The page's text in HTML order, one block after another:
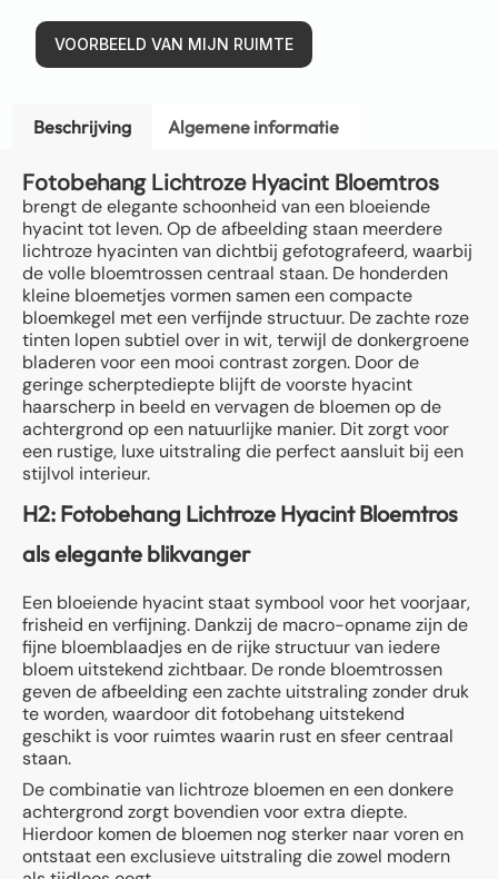
VOORBEELD VAN MIJN RUIMTE
Beschrijving Algemene informatie
Fotobehang Lichtroze Hyacint Bloemtros
brengt de elegante schoonheid van een bloeiende
hyacint tot leven. Op de afbeelding staan meerdere
lichtroze hyacinten van dichtbij gefotografeerd, waarbij
de volle bloemtrossen centraal staan. De honderden
kleine bloemetjes vormen samen een compacte
bloemkegel met een verfijnde structuur. De zachte roze
tinten lopen subtiel over in wit, terwijl de donkergroene
bladeren voor een mooi contrast zorgen. Door de
geringe scherptediepte blijft de voorste hyacint
haarscherp in beeld en vervagen de bloemen op de
achtergrond op een natuurlijke manier. Dit zorgt voor
een rustige, luxe uitstraling die perfect aansluit bij een
stijlvol interieur.
H2: Fotobehang Lichtroze Hyacint Bloemtros
als elegante blikvanger
Een bloeiende hyacint staat symbool voor het voorjaar,
frisheid en verfijning. Dankzij de macro-opname zijn de
fijne bloemblaadjes en de rijke structuur van iedere
bloem uitstekend zichtbaar. De ronde bloemtrossen
geven de afbeelding een zachte uitstraling zonder druk
te worden, waardoor dit fotobehang uitstekend
geschikt is voor ruimtes waarin rust en sfeer centraal
staan.
De combinatie van lichtroze bloemen en een donkere
achtergrond zorgt bovendien voor extra diepte.
Hierdoor komen de bloemen nog sterker naar voren en
ontstaat een exclusieve uitstraling die zowel modern